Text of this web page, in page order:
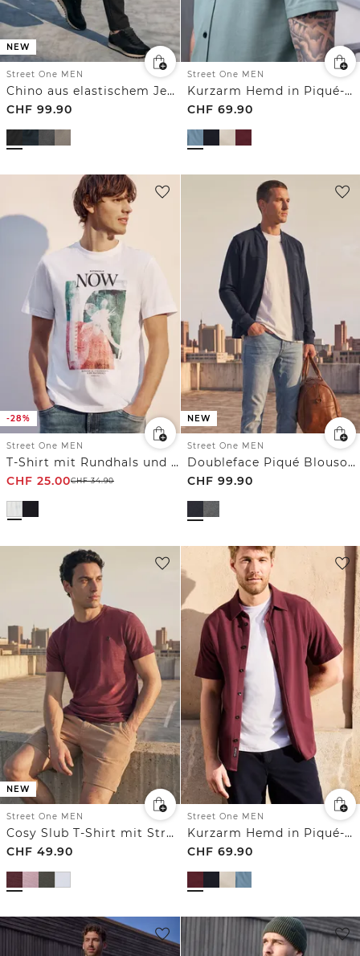
NEW
Street One MEN
Chino aus elastischem Jersey mit Flexbund
CHF 99.90
Street One MEN
Kurzarm Hemd in Piqué-Qualität
CHF 69.90
-28%
Street One MEN
T-Shirt mit Rundhals und Fotoprint
CHF 25.00CHF34.90
NEW
Street One MEN
Doubleface Piqué Blouson mit Zipper
CHF 99.90
NEW
Street One MEN
Cosy Slub T-Shirt mit Struktur
CHF 49.90
Street One MEN
Kurzarm Hemd in Piqué-Qualität
CHF 69.90